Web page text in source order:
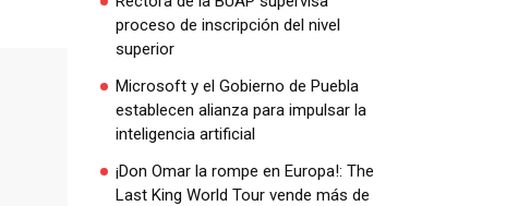
proceso de inscripción del nivel
superior
Microsoft y el Gobierno de Puebla
establecen alianza para impulsar la
inteligencia artificial
¡Don Omar la rompe en Europa!: The
Last King World Tour vende más de